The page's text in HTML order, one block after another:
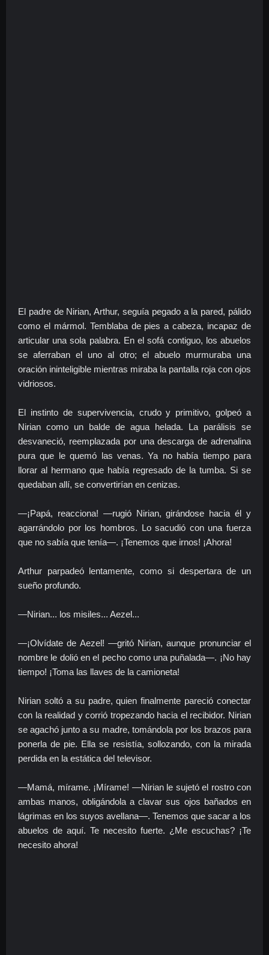
El padre de Nirian, Arthur, seguía pegado a la pared, pálido
como el mármol. Temblaba de pies a cabeza, incapaz de
articular una sola palabra. En el sofá contiguo, los abuelos
se aferraban el uno al otro; el abuelo murmuraba una
oración ininteligible mientras miraba la pantalla roja con ojos
vidriosos.
El instinto de supervivencia, crudo y primitivo, golpeó a
Nirian como un balde de agua helada. La parálisis se
desvaneció, reemplazada por una descarga de adrenalina
pura que le quemó las venas. Ya no había tiempo para
llorar al hermano que había regresado de la tumba. Si se
quedaban allí, se convertirían en cenizas.
—¡Papá, reacciona! —rugió Nirian, girándose hacia él y
agarrándolo por los hombros. Lo sacudió con una fuerza
que no sabía que tenía—. ¡Tenemos que irnos! ¡Ahora!
Arthur parpadeó lentamente, como si despertara de un
sueño profundo.
—Nirian... los misiles... Aezel...
—¡Olvídate de Aezel! —gritó Nirian, aunque pronunciar el
nombre le dolió en el pecho como una puñalada—. ¡No hay
tiempo! ¡Toma las llaves de la camioneta!
Nirian soltó a su padre, quien finalmente pareció conectar
con la realidad y corrió tropezando hacia el recibidor. Nirian
se agachó junto a su madre, tomándola por los brazos para
ponerla de pie. Ella se resistía, sollozando, con la mirada
perdida en la estática del televisor.
—Mamá, mírame. ¡Mírame! —Nirian le sujetó el rostro con
ambas manos, obligándola a clavar sus ojos bañados en
lágrimas en los suyos avellana—. Tenemos que sacar a los
abuelos de aquí. Te necesito fuerte. ¿Me escuchas? ¡Te
necesito ahora!